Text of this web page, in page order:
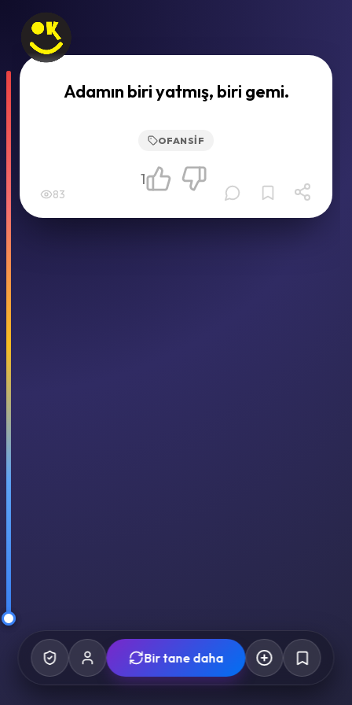
Adamın biri yatmış, biri gemi.
OFANSIF
83
1
Bir tane daha